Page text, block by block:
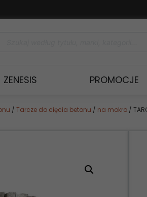
ZENESIS PROMOCJE
/ Tarcze do cięcia betonu / na mokro /